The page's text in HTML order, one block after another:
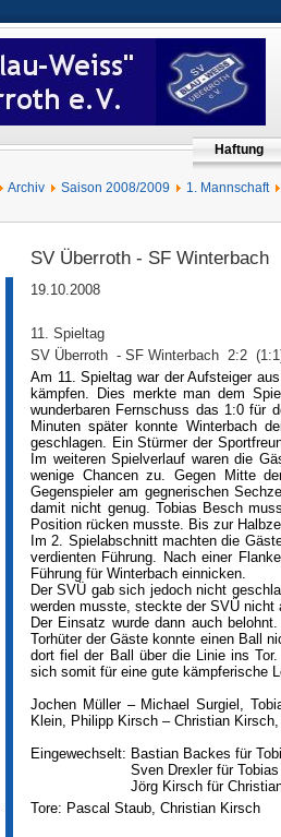
Haftung
Archiv Saison 2008/2009 1. Mannschaft
SV Überroth - SF Winterbach
19.10.2008
11. Spieltag
SV Überroth - SF Winterbach 2:2
Am 11. Spieltag war der Aufsteiger
kämpfen. Dies merkte man dem
wunderbaren Fernschuss das 1:0 für
Minuten später konnte Winterbach
geschlagen. Ein Stürmer der
Im weiteren Spielverlauf waren die
wenige Chancen zu. Gegen Mitte
Gegenspieler am gegnerischen
damit nicht genug. Tobias Besch
Position rücken musste. Bis zur
Im 2. Spielabschnitt machten die
verdienten Führung. Nach einer
Führung für Winterbach einnicken.
Der SVÜ gab sich jedoch nicht
werden musste, steckte der SVÜ nicht
Der Einsatz wurde dann auch
Torhüter der Gäste konnte einen Ball
dort fiel der Ball über die Linie ins
sich somit für eine gute kämpferische
Jochen Müller – Michael Surgiel,
Klein, Philipp Kirsch – Christian
Eingewechselt: Bastian Backes für
Sven Drexler für
Jörg Kirsch für
Tore: Pascal Staub, Christian Kirsch